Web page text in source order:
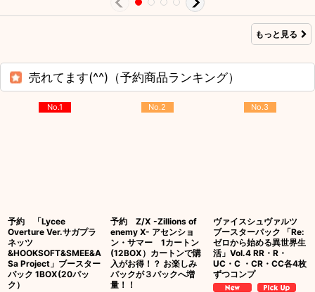
もっと見る
売れてます(^^)（予約商品ランキング）
No.1
予約 「Lycee
Overture Ver.サガプラ
ネッツ
&HOOKSOFT&SMEE&A
Sa Project」ブースター
パック 1BOX(20パッ
ク）
No.2
予約 Z/X -Zillions of
enemy X- アセンショ
ン・サマー 1カートン
(12BOX）カートンで購
入がお得！？ お楽しみ
パックが３パックへ増
量！！
No.3
ヴァイスシュヴァルツ
ブースターパック 「Re:
ゼロから始める異世界生
活」Vol.4 RR・R・
UC・C ・CR・CC各4枚
ずつコンプ